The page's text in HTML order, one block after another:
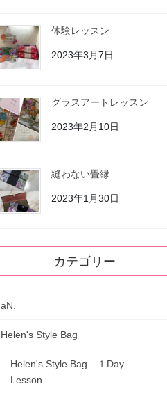
体験レッスン
2023年3月7日
グラスアートレッスン
2023年2月10日
縫わない畳縁
2023年1月30日
カテゴリー
aN.
Helen's Style Bag
Helen's Style Bag １Day
Lesson